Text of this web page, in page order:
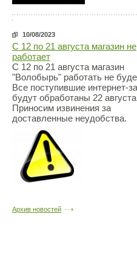
10/08/2023
С 12 по 21 августа магазин не
работает
С 12 по 21 августа магазин
"Волобырь" работать не
Все поступившие интернет-
будут обработаны 22
Приносим извинения за
доставленные неудобства.
Архив новостей